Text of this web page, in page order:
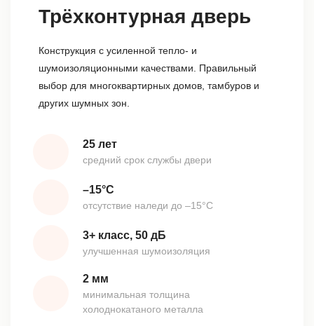
Трёхконтурная дверь
Конструкция с усиленной тепло- и
шумоизоляционными качествами. Правильный
выбор для многоквартирных домов, тамбуров и
других шумных зон.
25 лет
средний срок службы двери
–15°С
отсутствие наледи до –15°С
3+ класс, 50 дБ
улучшенная шумоизоляция
2 мм
минимальная толщина
холоднокатаного металла